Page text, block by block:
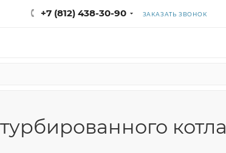
+7 (812) 438-30-90 ЗАКАЗАТЬ ЗВОНОК
котла